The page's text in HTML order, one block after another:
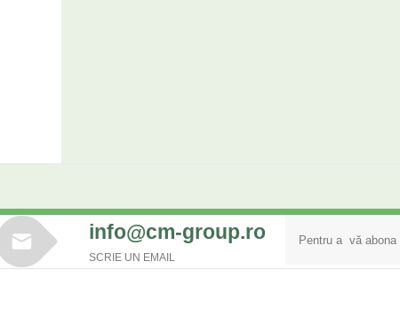
info@cm-group.ro
SCRIE UN EMAIL